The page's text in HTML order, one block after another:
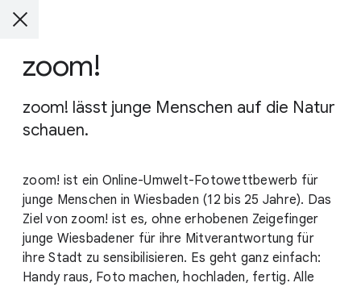
zoom!
zoom! lässt junge Menschen auf die Natur
schauen.
zoom! ist ein Online-Umwelt-Fotowettbewerb für
junge Menschen in Wiesbaden (12 bis 25 Jahre). Das
Ziel von zoom! ist es, ohne erhobenen Zeigefinger
junge Wiesbadener für ihre Mitverantwortung für
ihre Stadt zu sensibilisieren. Es geht ganz einfach:
Handy raus, Foto machen, hochladen, fertig. Alle